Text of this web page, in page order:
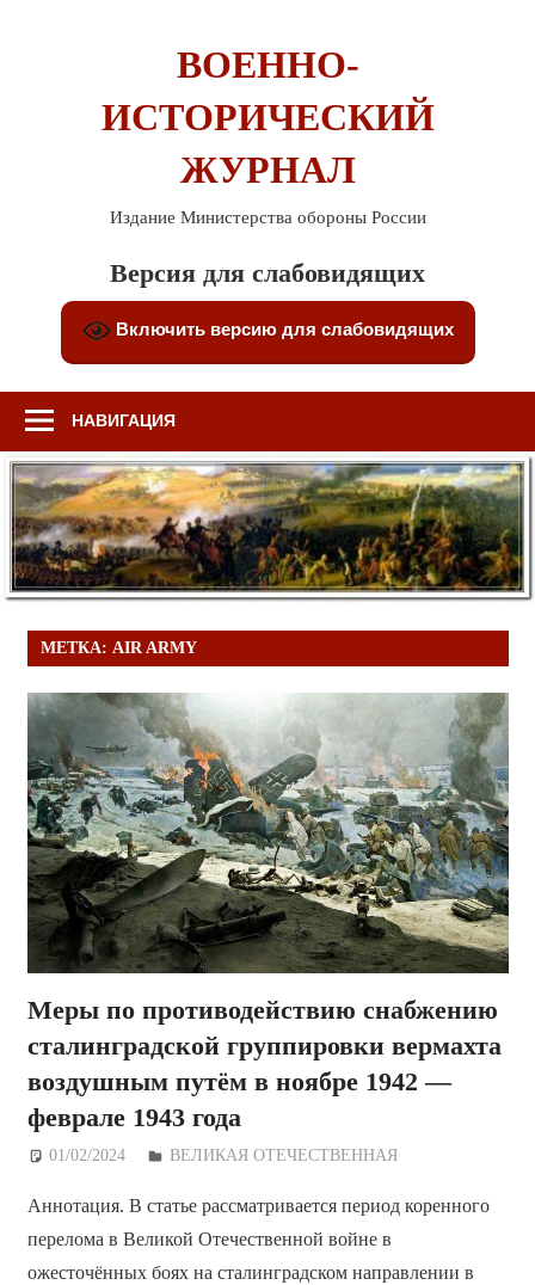
ВОЕННО-
ИСТОРИЧЕСКИЙ
ЖУРНАЛ
Издание Министерства обороны России
Версия для слабовидящих
Включить версию для слабовидящих
НАВИГАЦИЯ
МЕТКА: AIR ARMY
Меры по противодействию снабжению
сталинградской группировки вермахта
воздушным путём в ноябре 1942 —
феврале 1943 года
01/02/2024 Дежурный по Редакции
ВЕЛИКАЯ ОТЕЧЕСТВЕННАЯ
Аннотация. В статье рассматривается период коренного
перелома в Великой Отечественной войне в
ожесточённых боях на сталинградском направлении в